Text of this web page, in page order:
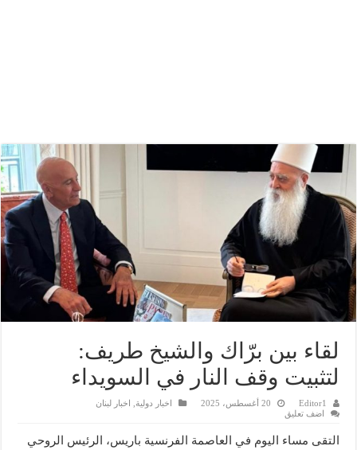
لقاء بين برّاك والشيخ طريف:
لتثبيت وقف النار في السويداء
Editor1 20 أغسطس، 2025 اخبار دولية
اخبار لبنان
اضف تعليق
التقى مساء اليوم في العاصمة الفرنسية باريس، الرئيس الروحي